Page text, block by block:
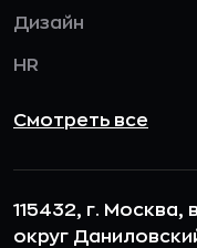
Дизайн
HR
Смотреть все
115432, г. Москва,
округ